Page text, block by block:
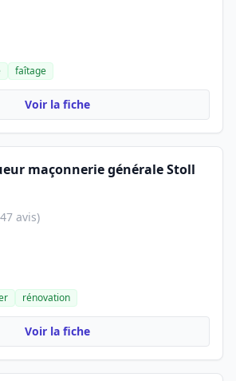
faîtage
Voir la fiche
maçonnerie générale Stoll
avis)
rénovation
Voir la fiche